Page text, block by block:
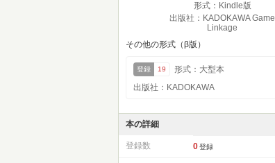
形式：Kindle版
出版社：KADOKAWA Game
Linkage
その他の形式（β版）
登録 19
形式：大型本
出版社：KADOKAWA
本の詳細
登録数 0 登録